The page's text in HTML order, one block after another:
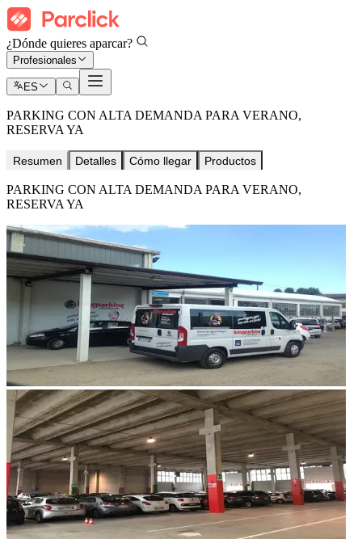
¿Dónde quieres aparcar?
Profesionales
ES
PARKING CON ALTA DEMANDA PARA VERANO,
RESERVA YA
Resumen Detalles Cómo llegar Productos
PARKING CON ALTA DEMANDA PARA VERANO,
RESERVA YA